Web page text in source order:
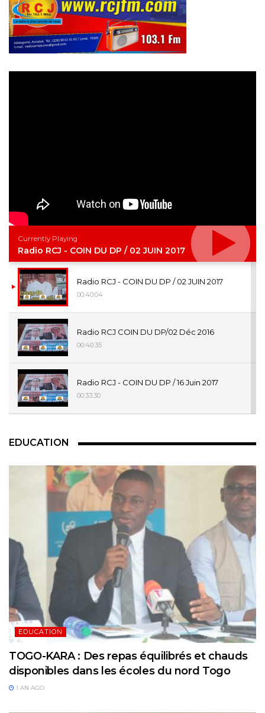
Currently Playing
Radio RCJ - COIN DU DP / 02 JUIN 2017
Radio RCJ - COIN DU DP / 02 JUIN 2017
00:40:04
Radio RCJ COIN DU DP/02 Déc 2016
00:40:35
Radio RCJ - COIN DU DP / 16 Juin 2017
00:33:30
00:38:41
Radio RCJ COIN DU DP 16 Déc 2016
00:42:56
Radio RCJ - COIN DU DP / 23 Juin 2017
EDUCATION
EDUCATION
TOGO-KARA : Des repas équilibrés et chauds
disponibles dans les écoles du nord Togo
1 AN AGO